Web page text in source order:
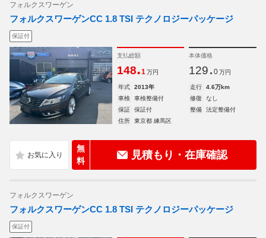
フォルクスワーゲン
フォルクスワーゲンCC 1.8 TSI テクノロジーパッケージ
保証付
支払総額
148.1 万円
本体価格
129. 0 万円
年式 2013年 走行
4.6万km
車検
車検整備付 修復
なし
保証
保証付 整備
法定整備付
住所
東京都 練馬区
無
料
見積もり・在庫確認
フォルクスワーゲン
フォルクスワーゲンCC 1.8 TSI テクノロジーパッケージ
保証付